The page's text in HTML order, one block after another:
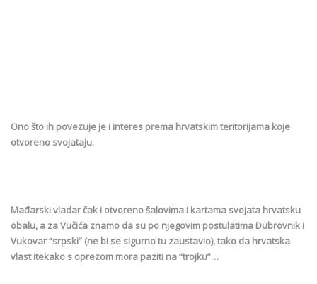
Ono što ih povezuje je i interes prema hrvatskim teritorijama koje
otvoreno svojataju.
Mađarski vladar čak i otvoreno šalovima i kartama svojata hrvatsku
obalu, a za Vučića znamo da su po njegovim postulatima Dubrovnik i
Vukovar “srpski” (ne bi se sigurno tu zaustavio), tako da hrvatska
vlast itekako s oprezom mora paziti na “trojku”…